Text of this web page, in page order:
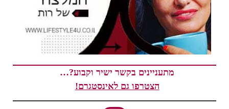
מתעניינים בקשר ישיר וקבוע?…
הצטרפו גם לאינסטגרם!